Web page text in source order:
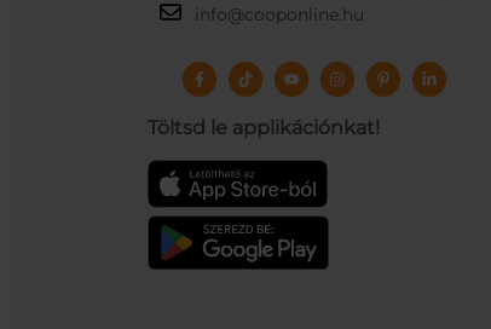
info@cooponline.hu
Töltsd le applikációnkat!